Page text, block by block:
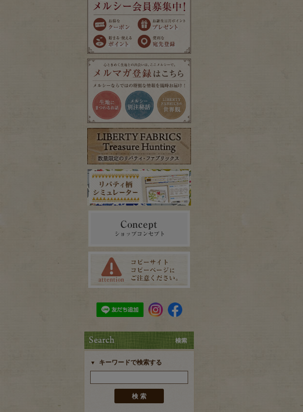
キーワードで検索する